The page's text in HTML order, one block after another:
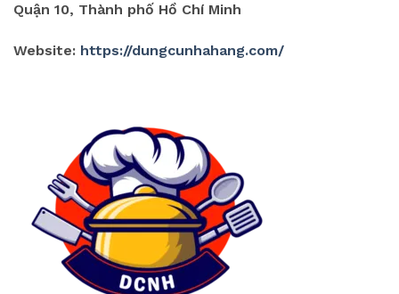
Quận 10, Thành phố Hồ Chí Minh
Website: https://dungcunhahang.com/